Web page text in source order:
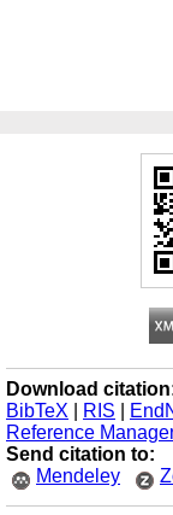
Download
BibTeX
RIS
Reference
Send citation to:
Mendeley